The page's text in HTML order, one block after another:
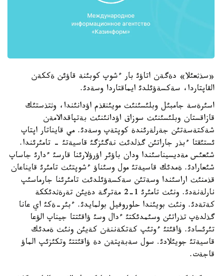
«سذثعئلا» دةگةن اتاؤئ بار ءشوپ كوبئنة قاؤئن ةككةن
القاپتاردا، سةكسةؤئلدئ ايماقتاردا وسةدئ.
اسئرةسة جامبئل وبلئسئنئث مويئنقذم اؤدانئندا، وثتذستئك
قازاقستان وبلئسئنئث سوزاق اؤدانئنئث بةتپاقدالامةن
شةكتةسةتئن جةرلةرئندة كوپتةپ وسةدئ. مي قايناتار اپتاپ
ئستئقتا ءبذر جاراتئن گذلدئث نةگئزگئ قاسيةتئ - تامئرئندا.
شئعئس مةديسيناسئندا ودان باؤئر اؤرؤلارئنا قارسئ ءدارئ جاساپ
شئعارادئ. ةمدئك قاسيةتئ مول وسئناؤ ءشوپتئث تامئرئ قايناعان
قذمنئث اراسئندا وسةتئن سةكسةؤئلدئث تامئرئنا جارماسئپ
نارلةنةدئ. ونئث تامئرئ 1-2 مةترگة دةيئن تةرةثدئككة
كةتةدئ. ونئث بويئندا حلوروفيل بولمايدئ. ءبئر-ةكئ اي عانا
گذلدةپ تذراتئن وسئمدئكتئ ءدال وسئ ؤاقئتتا جيناپ الؤعا
تئرئسادئ. ؤاقئتئ ءوتئپ كةتكةننةن كةيئن ونئث ةمدئك
قاسيةتئ جويئلادئ. سول سةبةپتةن دة ؤاقئتتئ وتكئزئپ الماؤ
قاجةت.